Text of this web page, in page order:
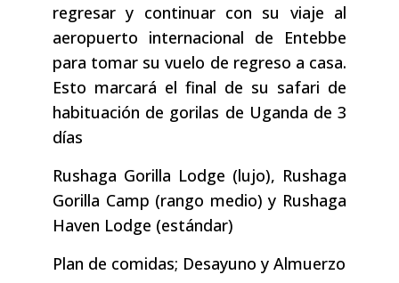
regresar y continuar con su viaje al
aeropuerto internacional de Entebbe
para tomar su vuelo de regreso a casa.
Esto marcará el final de su safari de
habituación de gorilas de Uganda de 3
días
Rushaga Gorilla Lodge (lujo), Rushaga
Gorilla Camp (rango medio) y Rushaga
Haven Lodge (estándar)
Plan de comidas; Desayuno y Almuerzo